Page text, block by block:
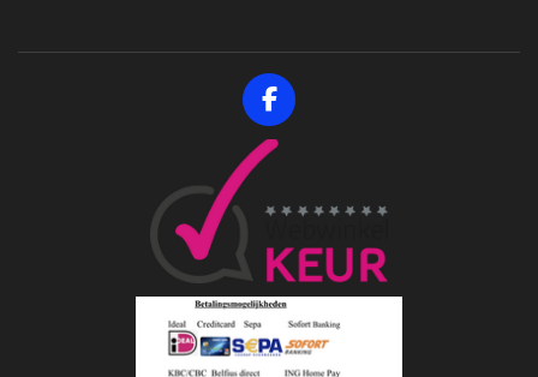
F
a
c
b
o
k